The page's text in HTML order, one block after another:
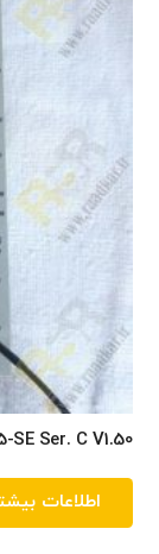
SE Ser. C V1.50
اطلاعات